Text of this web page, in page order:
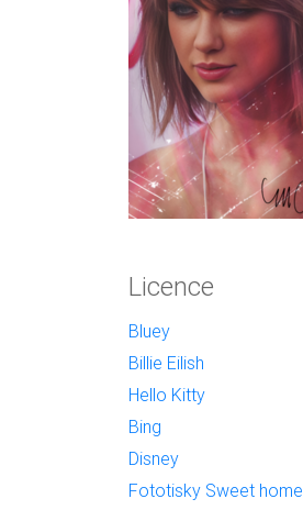
Licence
Bluey
Billie Eilish
Hello Kitty
Bing
Disney
Fototisky Sweet home